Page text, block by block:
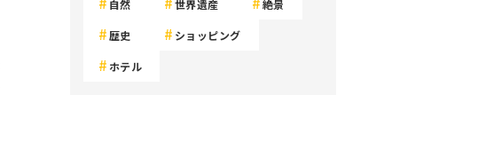
自然 世界遺産 絶景
歴史 ショッピング
ホテル